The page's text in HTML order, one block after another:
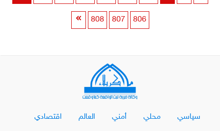
806
807
808
سياسي محلي أمني العالم اقتصادي